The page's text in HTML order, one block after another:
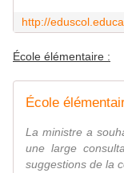
École élémentaire :
École
La ministre a
une large
suggestions de la